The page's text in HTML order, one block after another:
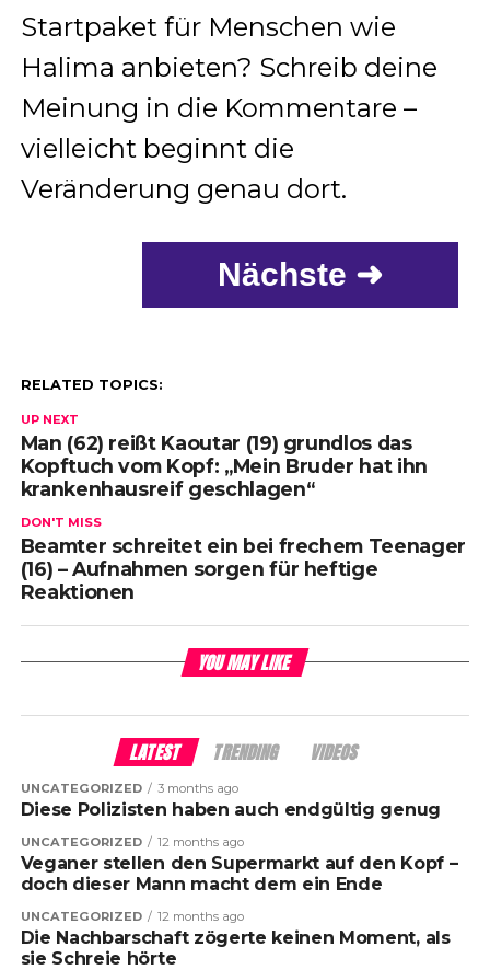
Startpaket für Menschen wie
Halima anbieten? Schreib deine
Meinung in die Kommentare –
vielleicht beginnt die
Veränderung genau dort.
Nächste ➜
RELATED TOPICS:
UP NEXT
Man (62) reißt Kaoutar (19) grundlos das
Kopftuch vom Kopf: „Mein Bruder hat ihn
krankenhausreif geschlagen“
DON'T MISS
Beamter schreitet ein bei frechem Teenager
(16) – Aufnahmen sorgen für heftige
Reaktionen
YOU MAY LIKE
LATEST TRENDING VIDEOS
UNCATEGORIZED 3 months ago
Diese Polizisten haben auch endgültig genug
UNCATEGORIZED 12 months ago
Veganer stellen den Supermarkt auf den Kopf –
doch dieser Mann macht dem ein Ende
UNCATEGORIZED 12 months ago
Die Nachbarschaft zögerte keinen Moment, als
sie Schreie hörte